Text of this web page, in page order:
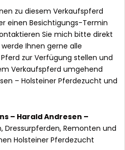
zu diesem Verkaufspferd
einen Besichtigungs-Termin
Sie mich bitte direkt
Ihnen gerne alle
zur Verfügung stellen und
Verkaufspferd umgehend
– Holsteiner Pferdezucht und
– Harald Andresen –
Dressurpferden, Remonten und
Holsteiner Pferdezucht